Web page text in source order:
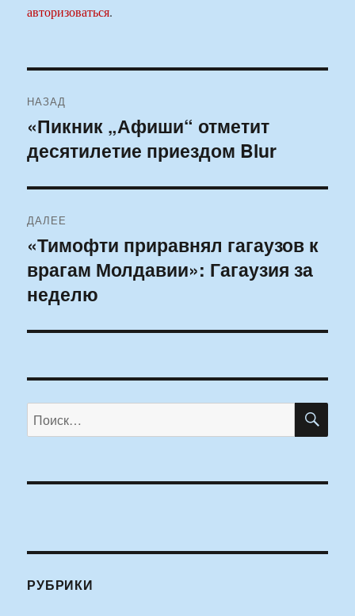
авторизоваться.
по
записям
НАЗАД
Предыдущая
запись:
«Пикник „Афиши“ отметит
десятилетие приездом Blur
ДАЛЕЕ
Следующая
запись:
«Тимофти приравнял гагаузов к
врагам Молдавии»: Гагаузия за
неделю
Искать:
РУБРИКИ